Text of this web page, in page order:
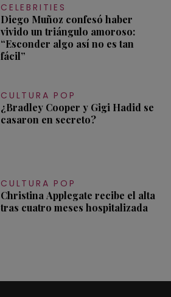
CELEBRITIES
Diego Muñoz confesó haber
vivido un triángulo amoroso:
“Esconder algo así no es tan
fácil”
CULTURA POP
¿Bradley Cooper y Gigi Hadid se
casaron en secreto?
CULTURA POP
Christina Applegate recibe el alta
tras cuatro meses hospitalizada